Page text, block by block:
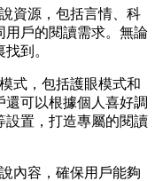
資源，包括言情、科
用戶的閱讀需求。無論
到。
式，包括護眼模式和
可以根據個人喜好調
設置，打造專屬的閱讀
內容，確保用戶能夠